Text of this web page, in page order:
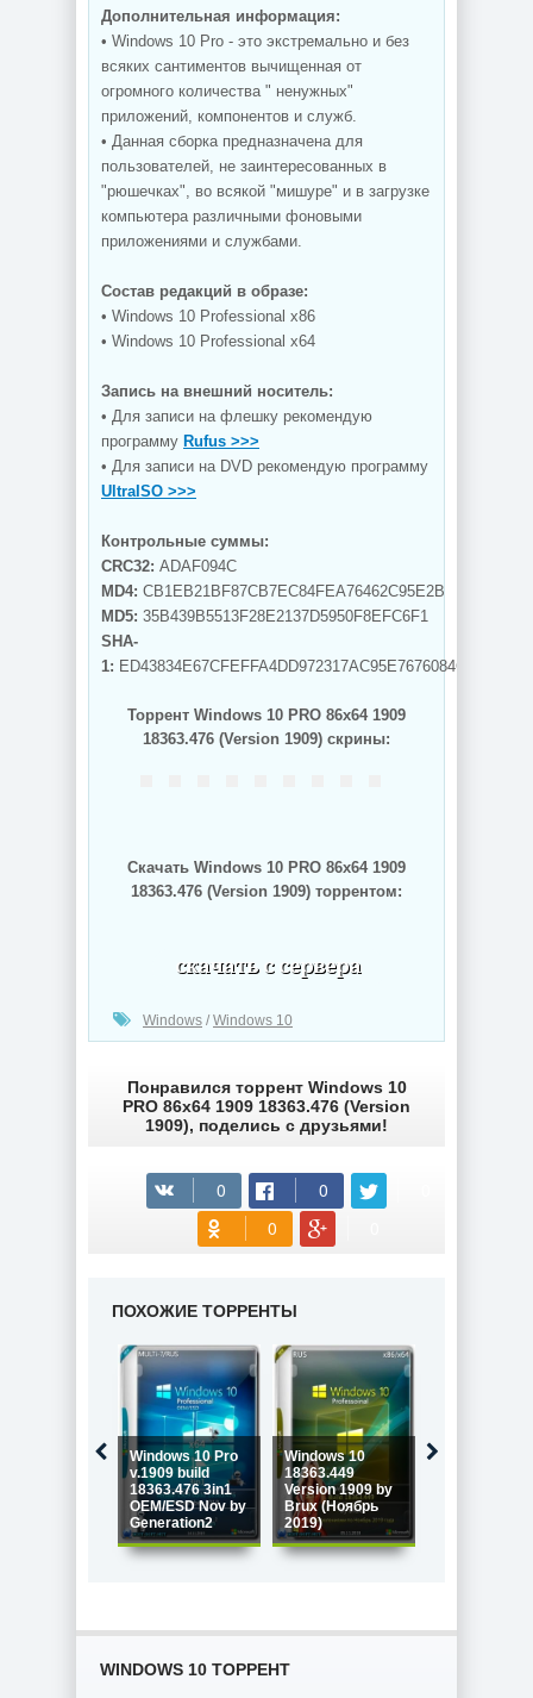
Дополнительная информация:
• Windows 10 Pro - это экстремально и без
всяких сантиментов вычищенная от
огромного количества " ненужных"
приложений, компонентов и служб.
• Данная сборка предназначена для
пользователей, не заинтересованных в
"рюшечках", во всякой "мишуре" и в загрузке
компьютера различными фоновыми
приложениями и службами.
Состав редакций в образе:
• Windows 10 Professional x86
• Windows 10 Professional x64
Запись на внешний носитель:
• Для записи на флешку рекомендую
программу Rufus >>>
• Для записи на DVD рекомендую программу
UltraISO >>>
Контрольные суммы:
CRC32: ADAF094C
MD4: CB1EB21BF87CB7EC84FEA76462C95E2B
MD5: 35B439B5513F28E2137D5950F8EFC6F1
SHA-
1: ED43834E67CFEFFA4DD972317AC95E7676084CC6
Торрент Windows 10 PRO 86x64 1909
18363.476 (Version 1909) скрины:
Скачать Windows 10 PRO 86x64 1909
18363.476 (Version 1909) торрентом:
Windows / Windows 10
Понравился торрент Windows 10
PRO 86x64 1909 18363.476 (Version
1909), поделись с друзьями!
ПОХОЖИЕ ТОРРЕНТЫ
Windows 10 Pro
v.1909 build
18363.476 3in1
OEM/ESD Nov by
Generation2
Windows 10
18363.449
Version 1909 by
Brux (Ноябрь
2019)
WINDOWS 10 ТОРРЕНТ